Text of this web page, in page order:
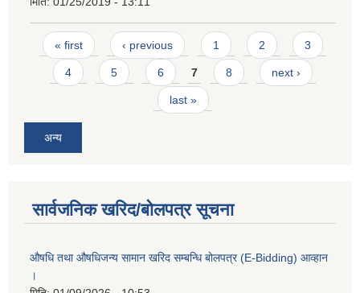
Pages
« first ‹ previous 1 2 3
4 5 6 7 8 next ›
last »
अन्य
सार्वजनिक खरिद/बोलपत्र सूचना
औषधि तथा औषधिजन्य सामान खरिद सम्बन्धि बोलपत्र (E-Bidding) आव्हान
।